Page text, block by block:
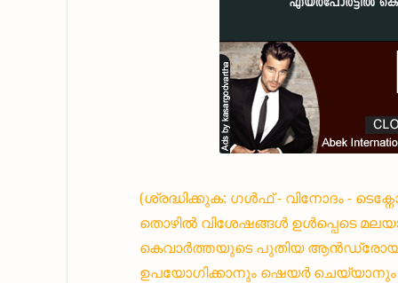
(ശ്രദ്ധിക്കുക: ഗൾഫ് - വിനോദം -
തൊഴിൽ വിശേഷങ്ങൾ ഉൾപ്പെടെ
കെവാർത്തയുടെ പുതിയ
ഉപയോഗിക്കാനും ഷെയർ ചെയ്യാനും